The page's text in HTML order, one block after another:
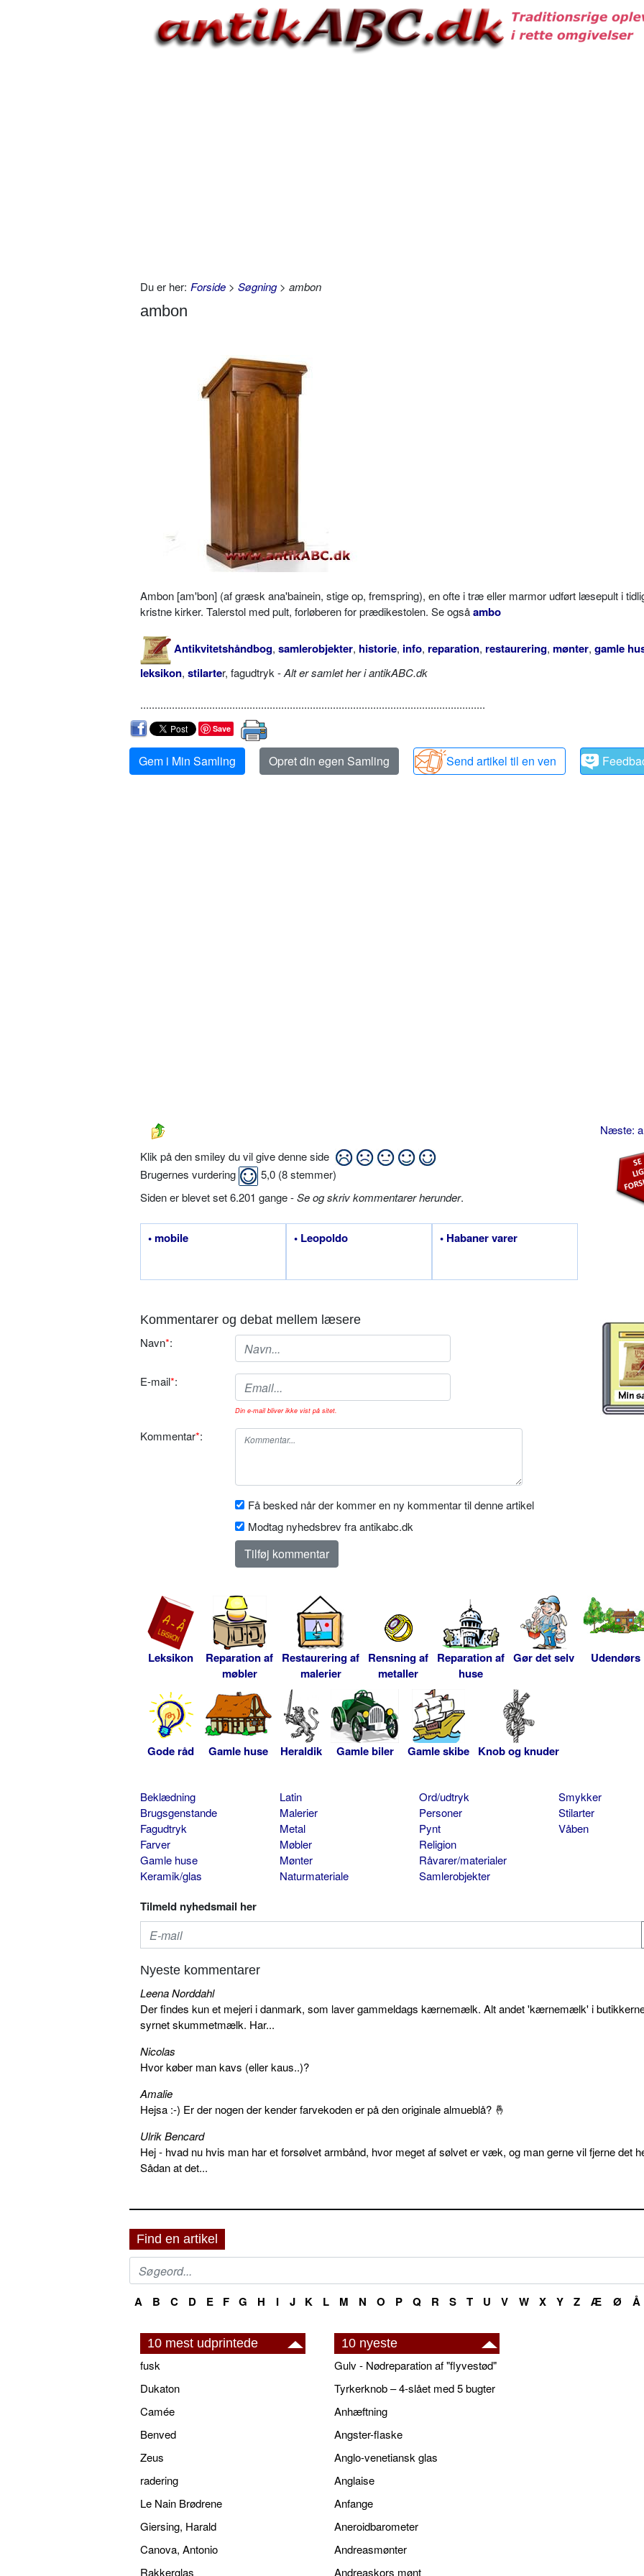
Du er her: Forside > Søgning> ambon
ambon
Ambon [am'bon] (af græsk ana'bainein, stige op, fremspring), en ofte i træ eller marmor udført læsepult i
kristne kirker. Talerstol med pult, forløberen for prædikestolen. Se ogsåambo
Antikvitetshåndbog, samlerobjekter, historie, info, reparation, restaurering, mønter, gamle
leksikon, stilarter, fagudtryk -Alt er samlet her i antikABC.dk
........................................................................................................................
Save
Gem i Min Samling Opret din egen Samling Send artikel til en ven
Næste:
Klik på den smiley du vil give denne side
Brugernes vurdering
5,0 (8stemmer)
Siden er blevet set 6.201 gange -Se og skriv kommentarer herunder.
• mobile • Leopoldo • Habaner varer
Kommentarer og debat mellem læsere
Navn*:
E-mail*:
Din e-mail bliver ikke vist på sitet.
Kommentar*:
Få besked når der kommer en ny kommentar til denne artikel
Modtag nyhedsbrev fra antikabc.dk
Leksikon
Reparation af
møbler
Restaurering af
malerier
Rensning af
metaller
Reparation af
huse
Gør det selv Udendørs
Gode råd Gamle huse Heraldik Gamle biler Gamle skibe Knob og knuder
Beklædning
Brugsgenstande
Fagudtryk
Farver
Gamle huse
Keramik/glas
Latin
Malerier
Metal
Møbler
Mønter
Naturmateriale
Ord/udtryk
Personer
Pynt
Religion
Råvarer/materialer
Samlerobjekter
Smykker
Stilarter
Våben
Tilmeld nyhedsmail her
Nyeste kommentarer
Leena Norddahl
Der findes kun et mejeri i danmark, som laver gammeldags kærnemælk. Alt andet 'kærnemælk' i
syrnet skummetmælk. Har...
Nicolas
Hvor køber man kavs (eller kaus..)?
Amalie
Hejsa :-) Er der nogen der kender farvekoden er på den originale almueblå? 🤞
Ulrik Bencard
Hej - hvad nu hvis man har et forsølvet armbånd, hvor meget af sølvet er væk, og man gerne vil fjerne det
Sådan at det...
Find en artikel
A B C D E F G H I J K L M N O P Q R S T U V W X Y Z Æ Ø Å
10 mest udprintede
fusk
Dukaton
Camée
Benved
Zeus
radering
Le Nain Brødrene
Giersing, Harald
Canova, Antonio
Rakkerglas
10 nyeste
Gulv - Nødreparation af "flyvestød"
Tyrkerknob – 4-slået med 5 bugter
Anhæftning
Angster-flaske
Anglo-venetiansk glas
Anglaise
Anfange
Aneroidbarometer
Andreasmønter
Andreaskors mønt